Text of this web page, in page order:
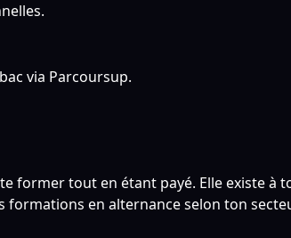
via Parcoursup.
tout en étant payé. Elle existe à
en alternance selon ton